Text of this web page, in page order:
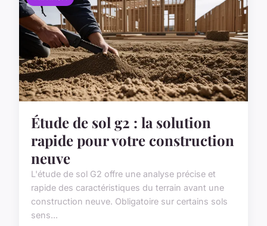
Étude de sol g2 : la solution
rapide pour votre construction
neuve
L'étude de sol G2 offre une analyse précise et
rapide des caractéristiques du terrain avant une
construction neuve. Obligatoire sur certains sols
sens...